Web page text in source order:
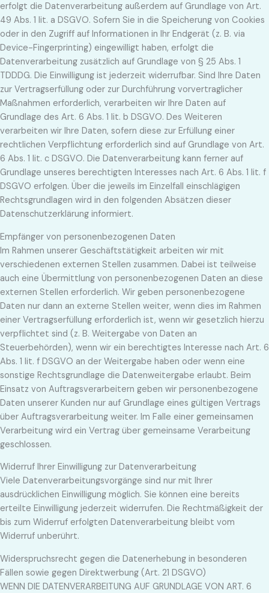
erfolgt die Datenverarbeitung außerdem auf Grundlage von Art.
49 Abs. 1 lit. a DSGVO. Sofern Sie in die Speicherung von Cookies
oder in den Zugriff auf Informationen in Ihr Endgerät (z. B. via
Device-Fingerprinting) eingewilligt haben, erfolgt die
Datenverarbeitung zusätzlich auf Grundlage von § 25 Abs. 1
TDDDG. Die Einwilligung ist jederzeit widerrufbar. Sind Ihre Daten
zur Vertragserfüllung oder zur Durchführung vorvertraglicher
Maßnahmen erforderlich, verarbeiten wir Ihre Daten auf
Grundlage des Art. 6 Abs. 1 lit. b DSGVO. Des Weiteren
verarbeiten wir Ihre Daten, sofern diese zur Erfüllung einer
rechtlichen Verpflichtung erforderlich sind auf Grundlage von Art.
6 Abs. 1 lit. c DSGVO. Die Datenverarbeitung kann ferner auf
Grundlage unseres berechtigten Interesses nach Art. 6 Abs. 1 lit. f
DSGVO erfolgen. Über die jeweils im Einzelfall einschlägigen
Rechtsgrundlagen wird in den folgenden Absätzen dieser
Datenschutzerklärung informiert.
Empfänger von personenbezogenen Daten
Im Rahmen unserer Geschäftstätigkeit arbeiten wir mit
verschiedenen externen Stellen zusammen. Dabei ist teilweise
auch eine Übermittlung von personenbezogenen Daten an diese
externen Stellen erforderlich. Wir geben personenbezogene
Daten nur dann an externe Stellen weiter, wenn dies im Rahmen
einer Vertragserfüllung erforderlich ist, wenn wir gesetzlich hierzu
verpflichtet sind (z. B. Weitergabe von Daten an
Steuerbehörden), wenn wir ein berechtigtes Interesse nach Art. 6
Abs. 1 lit. f DSGVO an der Weitergabe haben oder wenn eine
sonstige Rechtsgrundlage die Datenweitergabe erlaubt. Beim
Einsatz von Auftragsverarbeitern geben wir personenbezogene
Daten unserer Kunden nur auf Grundlage eines gültigen Vertrags
über Auftragsverarbeitung weiter. Im Falle einer gemeinsamen
Verarbeitung wird ein Vertrag über gemeinsame Verarbeitung
geschlossen.
Widerruf Ihrer Einwilligung zur Datenverarbeitung
Viele Datenverarbeitungsvorgänge sind nur mit Ihrer
ausdrücklichen Einwilligung möglich. Sie können eine bereits
erteilte Einwilligung jederzeit widerrufen. Die Rechtmäßigkeit der
bis zum Widerruf erfolgten Datenverarbeitung bleibt vom
Widerruf unberührt.
Widerspruchsrecht gegen die Datenerhebung in besonderen
Fällen sowie gegen Direktwerbung (Art. 21 DSGVO)
WENN DIE DATENVERARBEITUNG AUF GRUNDLAGE VON ART. 6